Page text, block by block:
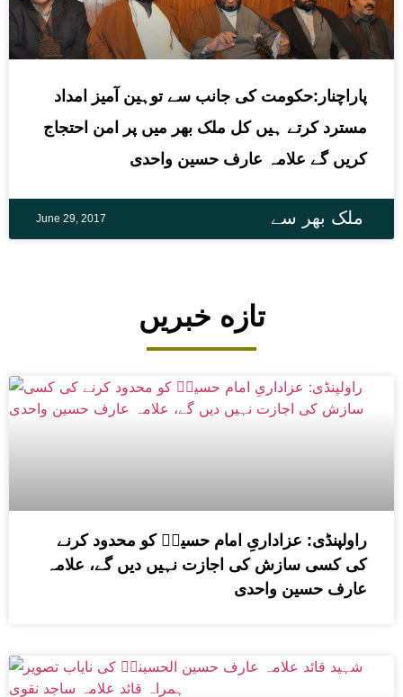
ملک بھر سے
پاراچنار:حکومت کی جانب سے توہین آمیز امداد
مسترد کرتے ہیں کل ملک بھر میں پر امن احتجاج
کریں گے علامہ عارف حسین واحدی
June 29, 2017
تازه خبریں
راولپنڈی: عزاداریِ امام حسینؑ کو محدود کرنے
کی کسی سازش کی اجازت نہیں دیں گے، علامہ
عارف حسین واحدی